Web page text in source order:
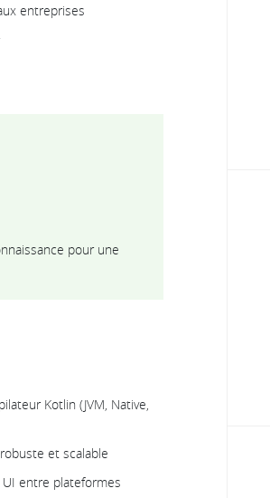
entreprises
pour une
Kotlin (JVM, Native,
et scalable
entre plateformes